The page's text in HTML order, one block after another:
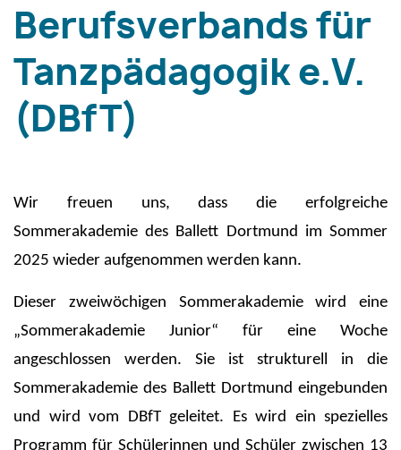
Berufsverbands für
Tanzpädagogik e.V.
(DBfT)
Wir freuen uns, dass die erfolgreiche
Sommerakademie des Ballett Dortmund im Sommer
2025 wieder aufgenommen werden kann.
Dieser zweiwöchigen Sommerakademie wird eine
„Sommerakademie Junior“ für eine Woche
angeschlossen werden. Sie ist
strukturell in die
Sommerakademie des Ballett Dortmund eingebunden
und wird vom DBfT geleitet. Es wird ein spezielles
Programm für Schülerinnen und Schüler zwischen 13